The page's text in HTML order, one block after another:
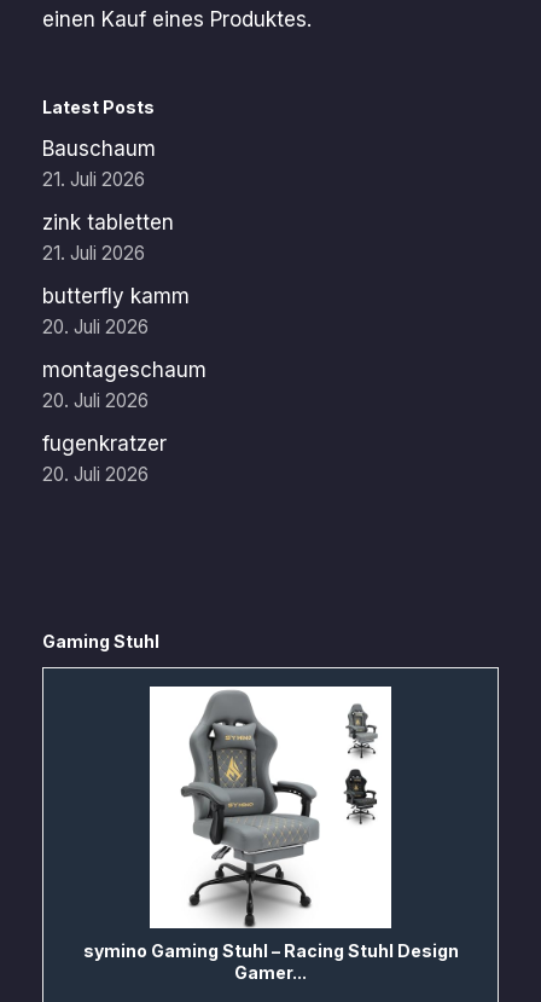
einen Kauf eines Produktes.
Latest Posts
Bauschaum
21. Juli 2026
zink tabletten
21. Juli 2026
butterfly kamm
20. Juli 2026
montageschaum
20. Juli 2026
fugenkratzer
20. Juli 2026
Gaming Stuhl
symino Gaming Stuhl – Racing Stuhl Design
Gamer...